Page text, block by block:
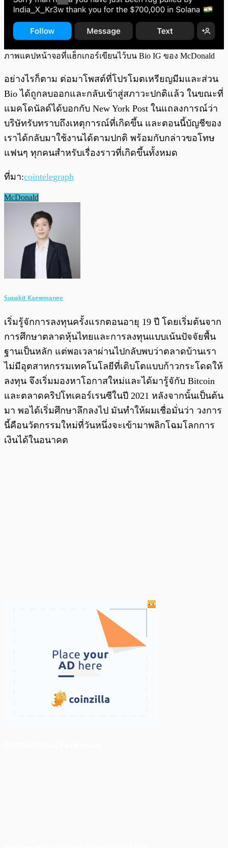
ภาพแคปหน้าจอที่แฮ็กเกอร์เขียนไว้บน Bio IG ของ McDonald
อย่างไรก็ตาม ต่อมาโพสต์ที่โปรโมตเหรียญมีมและส่วน
Bio ได้ถูกลบออกและกลับเข้าสู่สภาวะปกติแล้ว ในขณะที่
แมคโดนัลด์ได้บอกกับ New York Post ในแถลงการณ์ว่า
บริษัทรับทราบถึงเหตุการณ์ที่เกิดขึ้น และตอนนี้บัญชีของ
เราได้กลับมาใช้งานได้ตามปกติ พร้อมกับกล่าวขอโทษ
แฟนๆ ทุกคนสำหรับเรื่องราวที่เกิดขึ้นทั้งหมด
ที่มา:cointelegraph
McDonald
Supakit Kaewmanee
เริ่มรู้จักการลงทุนครั้งแรกตอนอายุ 19 ปี โดยเริ่มต้นจาก
การศึกษาตลาดหุ้นไทยและการลงทุนแบบเน้นปัจจัยพื้น
ฐานเป็นหลัก แต่พอเวลาผ่านไปกลับพบว่าตลาดบ้านเรา
ไม่มีอุตสาหกรรมเทคโนโลยีที่เติบโตแบบก้าวกระโดดให้
ลงทุน จึงเริ่มมองหาโอกาสใหม่และได้มารู้จักับ Bitcoin
และตลาดคริปโทเคอร์เรนซีในปี 2021 หลังจากนั้นเป็นต้น
มา พอได้เริ่มศึกษาลึกลงไป มันทำให้ผมเชื่อมั่นว่า วงการ
นี้คือนวัตกรรมใหม่ที่วันหนึ่งจะเข้ามาพลิกโฉมโลกการ
เงินได้ในอนาคต